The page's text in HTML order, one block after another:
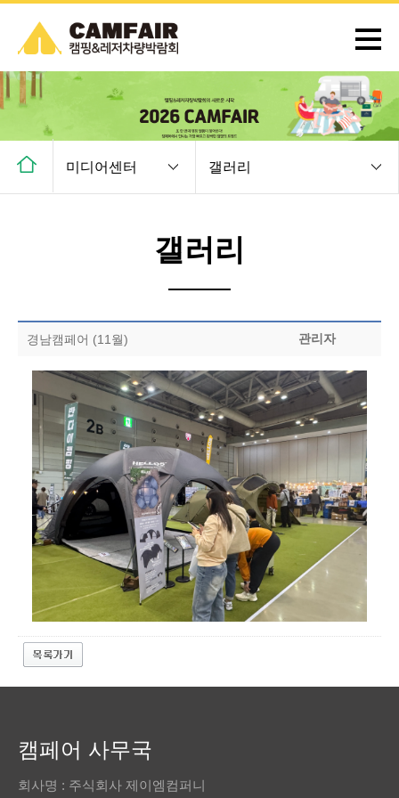
미디어센터 갤러리
갤러리
경남캠페어 (11월) 관리자
캠페어 사무국
회사명 : 주식회사 제이엠컴퍼니